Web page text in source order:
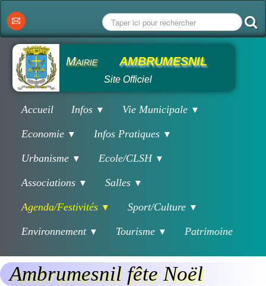
Mairie AMBRUMESNIL
Site Officiel
Accueil Infos ▼ Vie Municipale ▼
Economie ▼ Infos Pratiques ▼
Urbanisme ▼ Ecole/CLSH ▼
Associations ▼ Salles ▼
Agenda/Festivités ▼ Sport/Culture ▼
Environnement ▼ Tourisme ▼ Patrimoine
Ambrumesnil fête Noël